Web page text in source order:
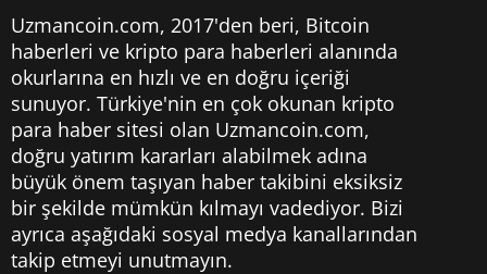
Uzmancoin.com, 2017'den beri, Bitcoin
haberleri ve kripto para haberleri alanında
okurlarına en hızlı ve en doğru içeriği
sunuyor. Türkiye'nin en çok okunan kripto
para haber sitesi olan Uzmancoin.com,
doğru yatırım kararları alabilmek adına
büyük önem taşıyan haber takibini eksiksiz
bir şekilde mümkün kılmayı vadediyor. Bizi
ayrıca aşağıdaki sosyal medya kanallarından
takip etmeyi unutmayın.